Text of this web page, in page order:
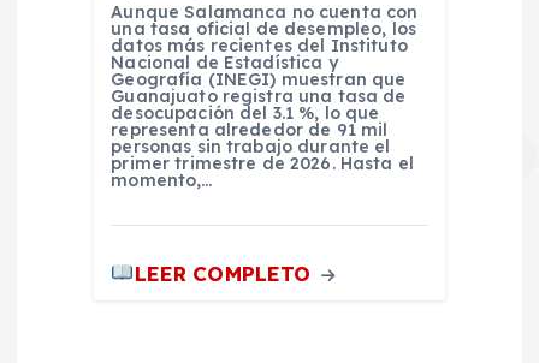
Aunque Salamanca no cuenta con
una tasa oficial de desempleo, los
datos más recientes del Instituto
Nacional de Estadística y
Geografía (INEGI) muestran que
Guanajuato registra una tasa de
desocupación del 3.1 %, lo que
representa alrededor de 91 mil
personas sin trabajo durante el
primer trimestre de 2026. Hasta el
momento,…
LEER COMPLETO